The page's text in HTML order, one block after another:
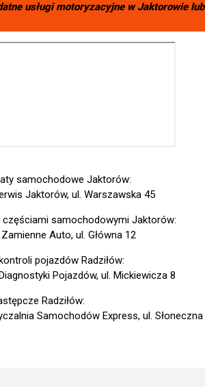
usługi motoryzacyjne wJaktorowielub
samochodowe Jaktorów:
Jaktorów, ul. Warszawska 45
częściami samochodowymi Jaktorów:
Auto, ul. Główna 12
pojazdów Radziłów:
Pojazdów, ul. Mickiewicza 8
Radziłów:
Samochodów Express, ul. Słoneczna